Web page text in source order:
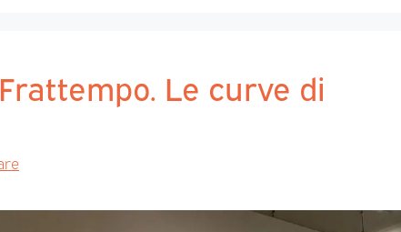
Le curve di